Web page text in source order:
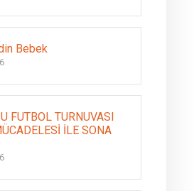
Bebek
FUTBOL TURNUVASI
İLE SONA